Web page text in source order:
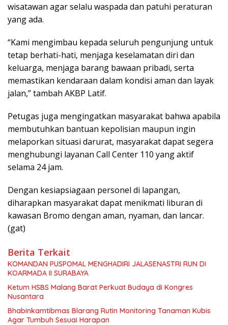
wisatawan agar selalu waspada dan patuhi peraturan
yang ada.
“Kami mengimbau kepada seluruh pengunjung untuk
tetap berhati-hati, menjaga keselamatan diri dan
keluarga, menjaga barang bawaan pribadi, serta
memastikan kendaraan dalam kondisi aman dan layak
jalan,” tambah AKBP Latif.
Petugas juga mengingatkan masyarakat bahwa apabila
membutuhkan bantuan kepolisian maupun ingin
melaporkan situasi darurat, masyarakat dapat segera
menghubungi layanan Call Center 110 yang aktif
selama 24 jam.
Dengan kesiapsiagaan personel di lapangan,
diharapkan masyarakat dapat menikmati liburan di
kawasan Bromo dengan aman, nyaman, dan lancar.
(gat)
Berita Terkait
KOMANDAN PUSPOMAL MENGHADIRI JALASENASTRI RUN DI
KOARMADA II SURABAYA
Ketum HSBS Malang Barat Perkuat Budaya di Kongres
Nusantara
Bhabinkamtibmas Blarang Rutin Monitoring Tanaman Kubis
Agar Tumbuh Sesuai Harapan